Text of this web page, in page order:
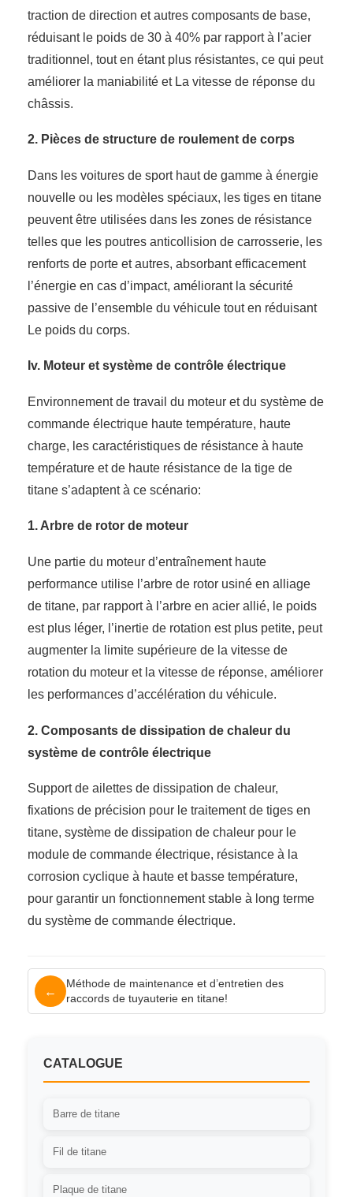
CATALOGUE
Barre de titane
Fil de titane
Plaque de titane
traction de direction et autres composants de base,
réduisant le poids de 30 à 40% par rapport à l’acier
traditionnel, tout en étant plus résistantes, ce qui peut
améliorer la maniabilité et La vitesse de réponse du
châssis.
2. Pièces de structure de roulement de corps
Dans les voitures de sport haut de gamme à énergie
nouvelle ou les modèles spéciaux, les tiges en titane
peuvent être utilisées dans les zones de résistance
telles que les poutres anticollision de carrosserie, les
renforts de porte et autres, absorbant efficacement
l’énergie en cas d’impact, améliorant la sécurité
passive de l’ensemble du véhicule tout en réduisant
Le poids du corps.
Iv. Moteur et système de contrôle électrique
Environnement de travail du moteur et du système de
commande électrique haute température, haute
charge, les caractéristiques de résistance à haute
température et de haute résistance de la tige de
titane s’adaptent à ce scénario:
1. Arbre de rotor de moteur
Une partie du moteur d’entraînement haute
performance utilise l’arbre de rotor usiné en alliage
de titane, par rapport à l’arbre en acier allié, le poids
est plus léger, l’inertie de rotation est plus petite, peut
augmenter la limite supérieure de la vitesse de
rotation du moteur et la vitesse de réponse, améliorer
les performances d’accélération du véhicule.
2. Composants de dissipation de chaleur du
système de contrôle électrique
Support de ailettes de dissipation de chaleur,
fixations de précision pour le traitement de tiges en
titane, système de dissipation de chaleur pour le
module de commande électrique, résistance à la
corrosion cyclique à haute et basse température,
pour garantir un fonctionnement stable à long terme
du système de commande électrique.
←
Méthode de maintenance et d’entretien des
raccords de tuyauterie en titane!